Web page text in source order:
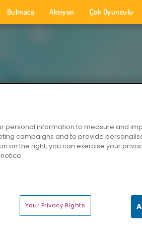
Bulmaca Aksiyon Çok Oyunculu
personal information to measure and
campaigns and to provide
on the right, you can exercise your
Your Privacy Rights